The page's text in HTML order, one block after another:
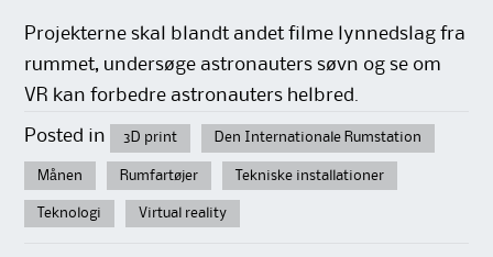
Projekterne skal blandt andet filme lynnedslag fra
rummet, undersøge astronauters søvn og se om
VR kan forbedre astronauters helbred.
Posted in 3D print Den Internationale Rumstation
Månen Rumfartøjer Tekniske installationer
Teknologi Virtual reality